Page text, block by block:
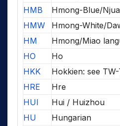
HMB
Hmong-Blue/Njua
HMW
Hmong-White/
HM
Hmong/Miao
HO
Ho
HKK
Hokkien: see
HRE
Hre
HUI
Hui / Huizhou
HU
Hungarian